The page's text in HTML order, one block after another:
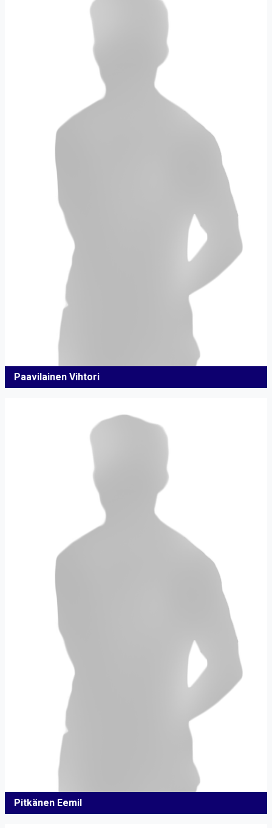
Paavilainen Vihtori
Pitkänen Eemil